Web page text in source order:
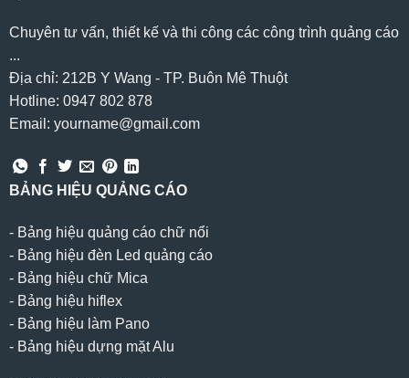
Chuyên tư vấn, thiết kế và thi công các công trình quảng cáo
...
Địa chỉ: 212B Y Wang - TP. Buôn Mê Thuột
Hotline: 0947 802 878
Email: yourname@gmail.com
BẢNG HIỆU QUẢNG CÁO
- Bảng hiệu quảng cáo chữ nổi
- Bảng hiệu đèn Led quảng cáo
- Bảng hiệu chữ Mica
- Bảng hiệu hiflex
- Bảng hiệu làm Pano
- Bảng hiệu dựng mặt Alu